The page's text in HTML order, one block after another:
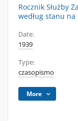
Rocznik Służby
według stanu na
Date:
1939
Type:
czasopismo
More